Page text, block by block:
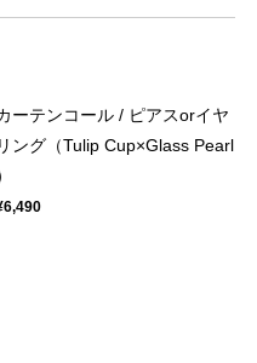
ーテンコール / ピアスorイヤ
リング（Tulip Cup×Glass Pearl